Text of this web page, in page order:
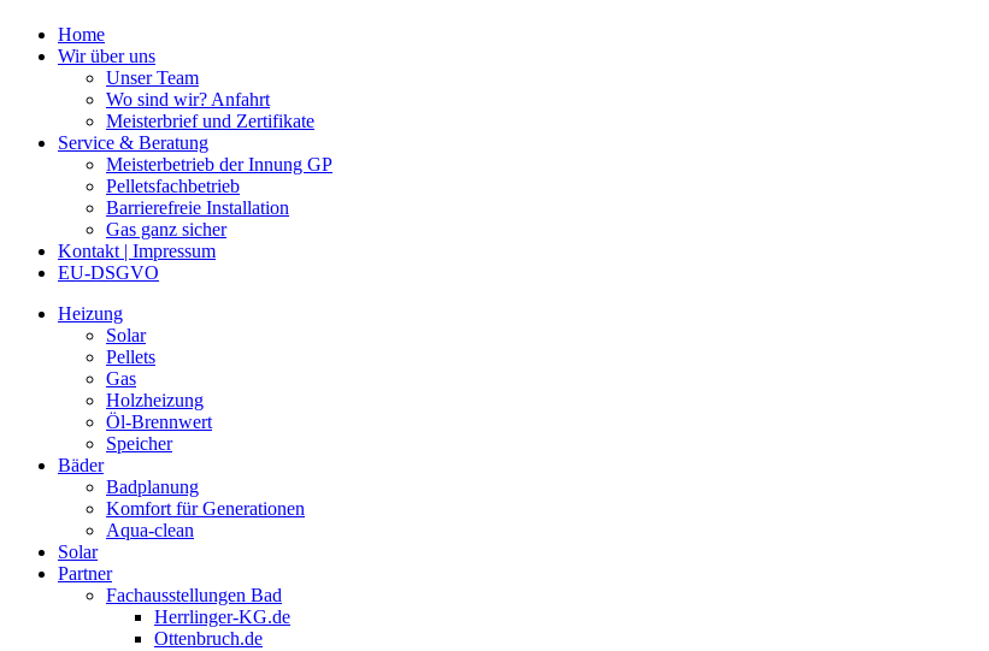
Home
Wir über uns
Unser Team
Wo sind wir? Anfahrt
Meisterbrief und Zertifikate
Service & Beratung
Meisterbetrieb der Innung GP
Pelletsfachbetrieb
Barrierefreie Installation
Gas ganz sicher
Kontakt | Impressum
EU-DSGVO
Heizung
Solar
Pellets
Gas
Holzheizung
Öl-Brennwert
Speicher
Bäder
Badplanung
Komfort für Generationen
Aqua-clean
Solar
Partner
Fachausstellungen Bad
Herrlinger-KG.de
Ottenbruch.de